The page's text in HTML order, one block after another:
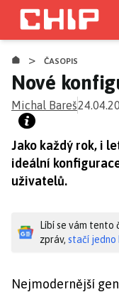
Přejít
hlavnímu
obsahu
> ČASOPIS
Nové
Michal Bareš
Jako každý rok, i
ideální
uživatelů.
Líbí se vám tento
zpráv, stačí jedno
Nejmodernější